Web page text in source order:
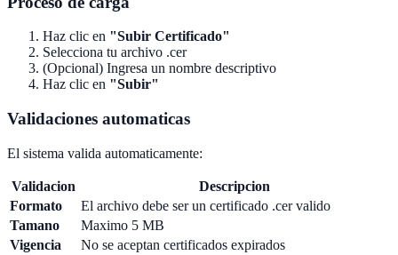
Haz clic en "Subir Certificado"
Selecciona tu archivo .cer
(Opcional) Ingresa un nombre descriptivo
Haz clic en "Subir"
Validaciones automaticas
El sistema valida automaticamente:
Validacion
Descripcion
Formato
El archivo debe ser un certificado .cer valido
Tamano
Maximo 5 MB
Vigencia
No se aceptan certificados expirados